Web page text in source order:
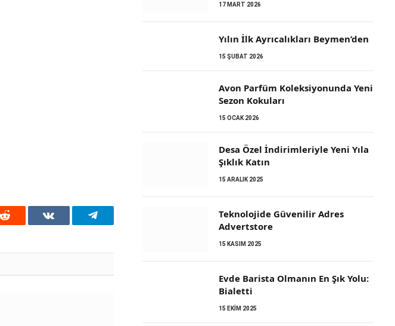
Reddit VKontakteTelegram
17 MART 2026
Yılın İlk Ayrıcalıkları Beymen’den
15 ŞUBAT 2026
Avon Parfüm Koleksiyonunda Yeni
Sezon Kokuları
15 OCAK 2026
Desa Özel İndirimleriyle Yeni Yıla
Şıklık Katın
15 ARALIK 2025
Teknolojide Güvenilir Adres
Advertstore
15 KASIM 2025
Evde Barista Olmanın En Şık Yolu:
Bialetti
15 EKIM 2025